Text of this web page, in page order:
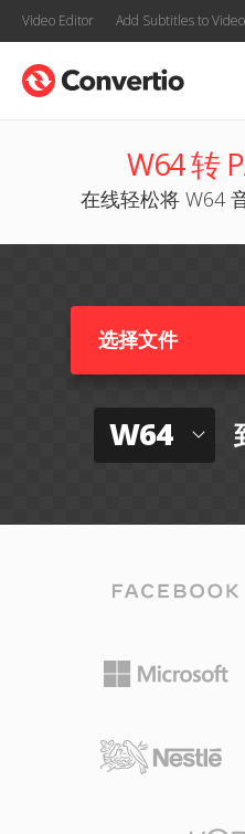
Video Editor Add Subtitles to Video
W64 转
在线轻松将 W64
选择文件
W64